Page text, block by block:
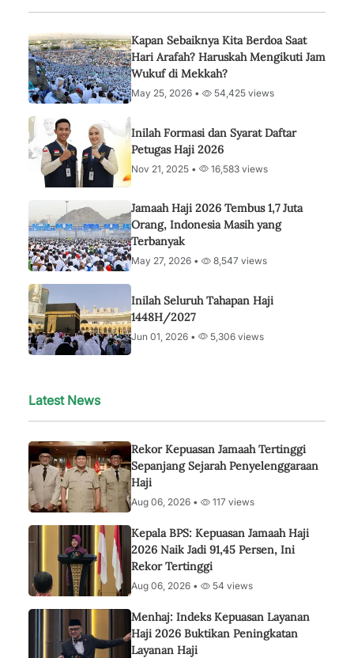
Kapan Sebaiknya Kita Berdoa Saat
Hari Arafah? Haruskah Mengikuti Jam
Wukuf di Mekkah?
May 25, 2026 • 54,425 views
Inilah Formasi dan Syarat Daftar
Petugas Haji 2026
Nov 21, 2025 • 16,583 views
Jamaah Haji 2026 Tembus 1,7 Juta
Orang, Indonesia Masih yang
Terbanyak
May 27, 2026 • 8,547 views
Inilah Seluruh Tahapan Haji
1448H/2027
Jun 01, 2026 • 5,306 views
Latest News
Rekor Kepuasan Jamaah Tertinggi
Sepanjang Sejarah Penyelenggaraan
Haji
Aug 06, 2026 • 117 views
Kepala BPS: Kepuasan Jamaah Haji
2026 Naik Jadi 91,45 Persen, Ini
Rekor Tertinggi
Aug 06, 2026 • 54 views
Menhaj: Indeks Kepuasan Layanan
Haji 2026 Buktikan Peningkatan
Layanan Haji